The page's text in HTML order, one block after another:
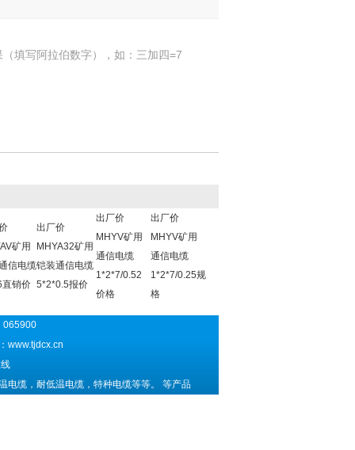
填写阿拉伯数字），如：三加四=7
矿用
信电缆
销价
出厂价
MHYA32矿用
铠装通信电缆
5*2*0.5报价
出厂价
MHYV矿用
通信电缆
1*2*7/0.52
价格
出厂价
MHYV矿用
通信电缆
1*2*7/0.25规
格
065900
www.tjdcx.cn
电缆，耐低温电缆，特种电缆等等。 等产品